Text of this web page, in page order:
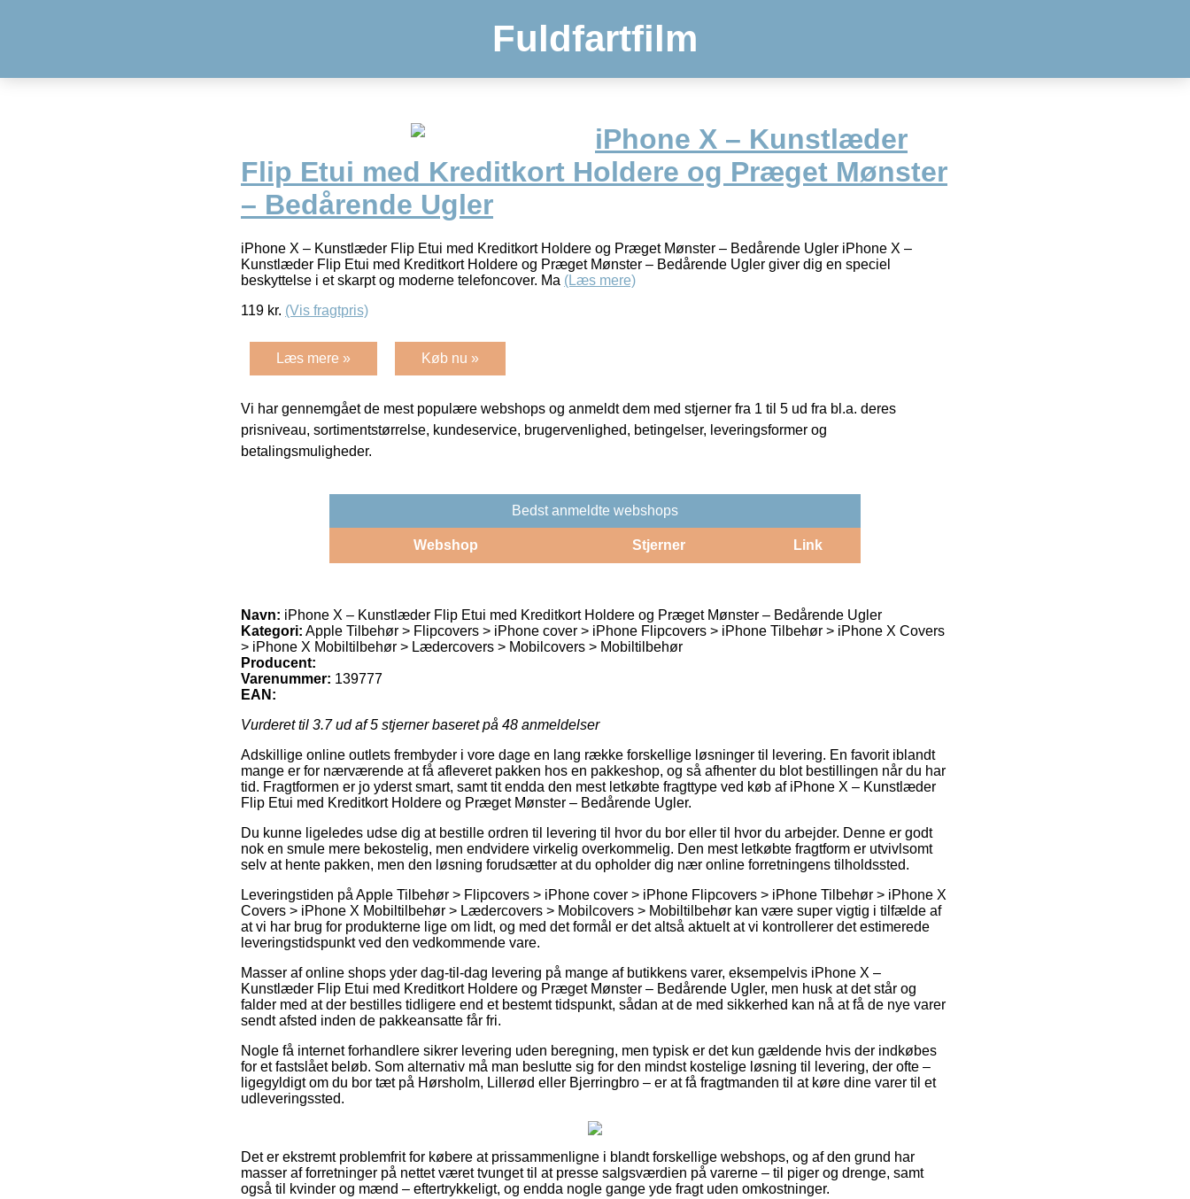
Fuldfartfilm
iPhone X – Kunstlæder
Flip Etui med Kreditkort Holdere og Præget Mønster
– Bedårende Ugler
iPhone X – Kunstlæder Flip Etui med Kreditkort Holdere og Præget Mønster – Bedårende Ugler iPhone X –
Kunstlæder Flip Etui med Kreditkort Holdere og Præget Mønster – Bedårende Ugler giver dig en speciel
beskyttelse i et skarpt og moderne telefoncover. Ma (Læs mere)
119 kr. (Vis fragtpris)
Læs mere » Køb nu »
Vi har gennemgået de mest populære webshops og anmeldt dem med stjerner fra 1 til 5 ud fra bl.a. deres
prisniveau, sortimentstørrelse, kundeservice, brugervenlighed, betingelser, leveringsformer og
betalingsmuligheder.
Bedst anmeldte webshops
Webshop Stjerner Link
Navn: iPhone X – Kunstlæder Flip Etui med Kreditkort Holdere og Præget Mønster – Bedårende Ugler
Kategori: Apple Tilbehør > Flipcovers > iPhone cover > iPhone Flipcovers > iPhone Tilbehør > iPhone X Covers
> iPhone X Mobiltilbehør > Lædercovers > Mobilcovers > Mobiltilbehør
Producent:
Varenummer: 139777
EAN:
Vurderet til 3.7ud af 5 stjerner baseret på 48 anmeldelser
Adskillige online outlets frembyder i vore dage en lang række forskellige løsninger til levering. En favorit iblandt
mange er for nærværende at få afleveret pakken hos en pakkeshop, og så afhenter du blot bestillingen når du har
tid. Fragtformen er jo yderst smart, samt tit endda den mest letkøbte fragttype ved køb af iPhone X – Kunstlæder
Flip Etui med Kreditkort Holdere og Præget Mønster – Bedårende Ugler.
Du kunne ligeledes udse dig at bestille ordren til levering til hvor du bor eller til hvor du arbejder. Denne er godt
nok en smule mere bekostelig, men endvidere virkelig overkommelig. Den mest letkøbte fragtform er utvivlsomt
selv at hente pakken, men den løsning forudsætter at du opholder dig nær online forretningens tilholdssted.
Leveringstiden på Apple Tilbehør > Flipcovers > iPhone cover > iPhone Flipcovers > iPhone Tilbehør > iPhone X
Covers > iPhone X Mobiltilbehør > Lædercovers > Mobilcovers > Mobiltilbehør kan være super vigtig i tilfælde af
at vi har brug for produkterne lige om lidt, og med det formål er det altså aktuelt at vi kontrollerer det estimerede
leveringstidspunkt ved den vedkommende vare.
Masser af online shops yder dag-til-dag levering på mange af butikkens varer, eksempelvis iPhone X –
Kunstlæder Flip Etui med Kreditkort Holdere og Præget Mønster – Bedårende Ugler, men husk at det står og
falder med at der bestilles tidligere end et bestemt tidspunkt, sådan at de med sikkerhed kan nå at få de nye varer
sendt afsted inden de pakkeansatte får fri.
Nogle få internet forhandlere sikrer levering uden beregning, men typisk er det kun gældende hvis der indkøbes
for et fastslået beløb. Som alternativ må man beslutte sig for den mindst kostelige løsning til levering, der ofte –
ligegyldigt om du bor tæt på Hørsholm, Lillerød eller Bjerringbro – er at få fragtmanden til at køre dine varer til et
udleveringssted.
Det er ekstremt problemfrit for købere at prissammenligne i blandt forskellige webshops, og af den grund har
masser af forretninger på nettet været tvunget til at presse salgsværdien på varerne – til piger og drenge, samt
også til kvinder og mænd – eftertrykkeligt, og endda nogle gange yde fragt uden omkostninger.